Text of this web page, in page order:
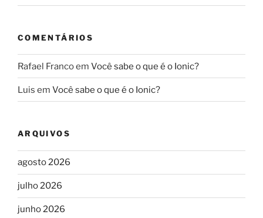
COMENTÁRIOS
Rafael Francoem Você sabe o que é o Ionic?
Luis em Você sabe o que é o Ionic?
ARQUIVOS
agosto 2026
julho 2026
junho 2026